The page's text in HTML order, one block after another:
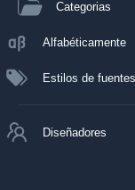
Categorias
Alfabéticamente
Estilos de fuentes
Diseñadores